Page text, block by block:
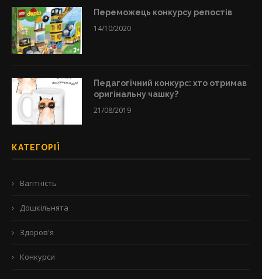
Переможець конкурсу репостів
14/10/2020
Педагогічний конкурс: хто отримав
оригінальну чашку?
21/08/2019
КАТЕГОРІЇ
Вагітність
Дошкільнята
Здоров'я
Конкурси